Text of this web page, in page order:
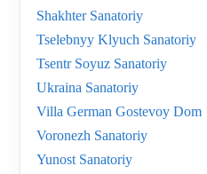
Shakhter Sanatoriy
Tselebnyy Klyuch Sanatoriy
Tsentr Soyuz Sanatoriy
Ukraina Sanatoriy
Villa German Gostevoy Dom
Voronezh Sanatoriy
Yunost Sanatoriy